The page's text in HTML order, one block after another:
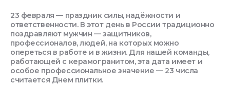
23 февраля — праздник силы, надёжности и
ответственности. В этот день в России традиционно
поздравляют мужчин — защитников,
профессионалов, людей, на которых можно
опереться в работе и в жизни. Для нашей команды,
работающей с керамогранитом, эта дата имеет и
особое профессиональное значение — 23 числа
считается Днем плитки.